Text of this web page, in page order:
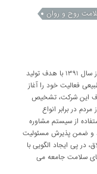
روح و روان
شرکت تحقیقاتی پارسی طب از سال ۱۳۹۱ با هدف تولید
فعالیت خود را آغاز
این شرکت، تشخیص
در برابر انواع
از سیستم مشاوره
و ضمن پذیرش مسئولیت
در پی ایجاد الگویی با
سلامت جامعه می